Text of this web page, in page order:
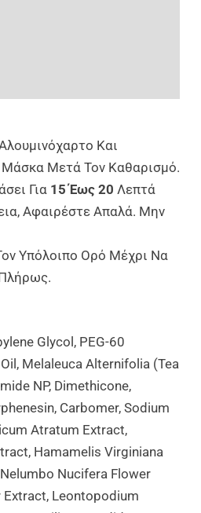
Και
Μετά Τον Καθαρισμό.
Για 15 Έως 20 Λεπτά
Αφαιρέστε Απαλά. Μην
Υπόλοιπο Ορό Μέχρι Να
Glycol, PEG-60
Melaleuca Alternifolia (Tea
NP, Dimethicone,
Carbomer, Sodium
Atratum Extract,
Hamamelis Virginiana
Nucifera Flower
Leontopodium